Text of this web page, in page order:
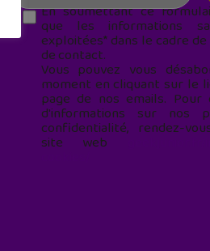
En soumettant ce
que les informations
exploitées* dans le cadre
de contact.
Vous pouvez vous
moment en cliquant sur le
page de nos emails.
d'informations sur nos
confidentialité, rendez-
site web